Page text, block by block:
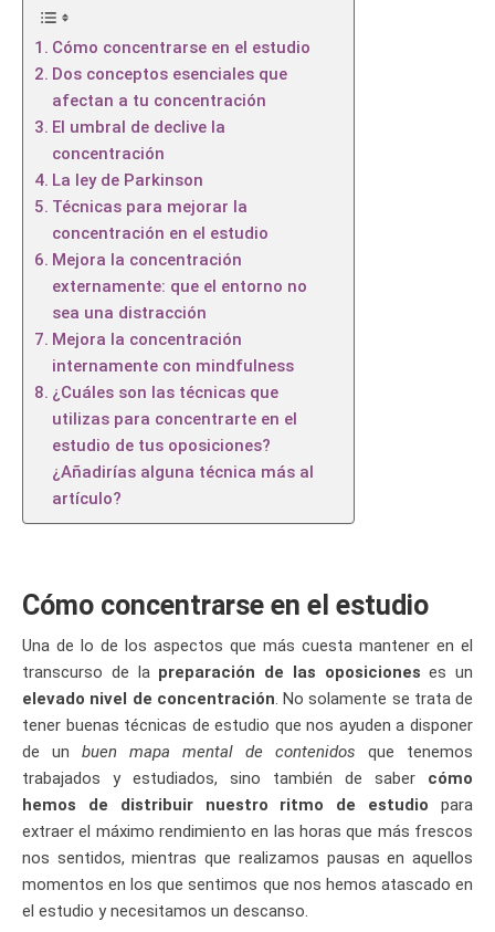
Cómo concentrarse en el estudio
Dos conceptos esenciales que
afectan a tu concentración
El umbral de declive la
concentración
La ley de Parkinson
Técnicas para mejorar la
concentración en el estudio
Mejora la concentración
externamente: que el entorno no
sea una distracción
Mejora la concentración
internamente con mindfulness
¿Cuáles son las técnicas que
utilizas para concentrarte en el
estudio de tus oposiciones?
¿Añadirías alguna técnica más al
artículo?
Cómo concentrarse en el estudio
Una de lo de los aspectos que más cuesta mantener en el
transcurso de la preparación de las oposiciones es un
elevado nivel de concentración. No solamente se trata de
tener buenas técnicas de estudio que nos ayuden a disponer
de un buen mapa mental de contenidos que tenemos
trabajados y estudiados, sino también de saber cómo
hemos de distribuir nuestro ritmo de estudio para
extraer el máximo rendimiento en las horas que más frescos
nos sentidos, mientras que realizamos pausas en aquellos
momentos en los que sentimos que nos hemos atascado en
el estudio y necesitamos un descanso.